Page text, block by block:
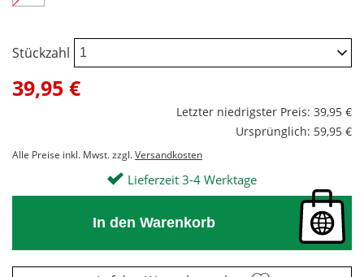
Stückzahl
39,95 €
Letzter niedrigster Preis: 39,95 €
Ursprünglich: 59,95 €
Alle Preise inkl. Mwst. zzgl.Versandkosten
Lieferzeit 3-4 Werktage
In den Warenkorb